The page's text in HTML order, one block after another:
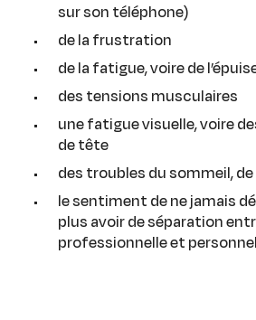
sur son téléphone)
de la frustration
de la fatigue, voire de
des tensions musculaires
une fatigue visuelle, voire
de tête
des troubles du sommeil,
le sentiment de ne jamais
plus avoir de séparation
professionnelle et